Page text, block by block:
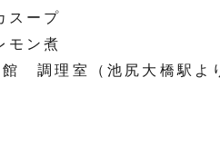
スープ
モン煮
調理室（池尻大橋駅よ